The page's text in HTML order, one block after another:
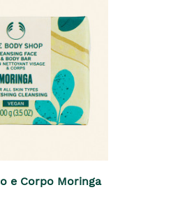
e Corpo Moringa